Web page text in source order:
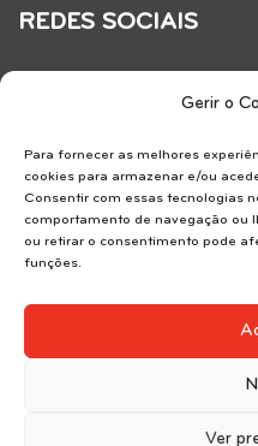
Gerir o
Para fornecer as melhores
cookies para armazenar e/ou
Consentir com essas tecnologias
comportamento de navegação ou
ou retirar o consentimento pode
funções.
Ver
REDES SOCIAIS